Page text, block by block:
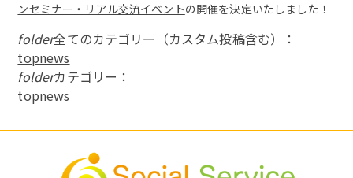
ンセミナー・リアル交流イベントの開催を決定いたしました！
folder全てのカテゴリー（カスタム投稿含む）：
topnews
folderカテゴリー：
topnews